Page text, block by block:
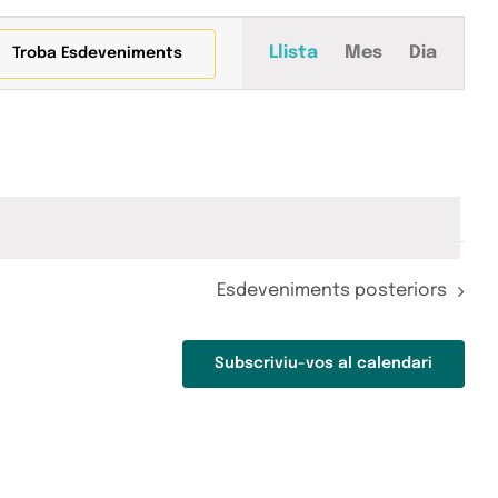
Troba Esdeveniments Llista Mes Dia
Esdeveniments posteriors
Subscriviu-vos al calendari